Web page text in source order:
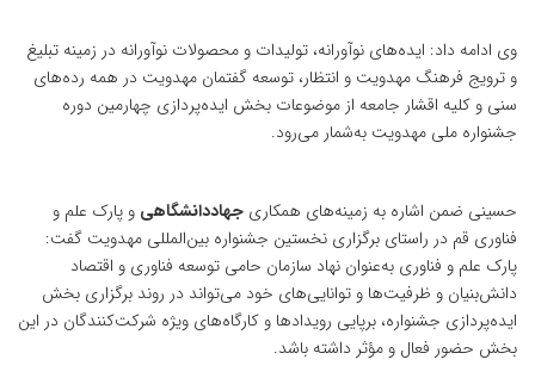
وی ادامه داد: ایده‌های نوآورانه، تولیدات و محصولات نوآورانه در زمینه تبلیغ
و ترویج فرهنگ مهدویت و انتظار، توسعه گفتمان مهدویت در همه رده‌های
سنی و کلیه اقشار جامعه از موضوعات بخش ایده‌پردازی چهارمین دوره
جشنواره ملی مهدویت به‌شمار می‌رود.
حسینی ضمن اشاره به زمینه‌‎های همکاری جهاددانشگاهی و پارک علم و
فناوری قم در راستای برگزاری نخستین جشنواره بین‌المللی مهدویت گفت:
پارک علم و فناوری به‌عنوان نهاد سازمان حامی توسعه فناوری و اقتصاد
دانش‌بنیان و ظرفیت‌ها و توانایی‌های خود می‌تواند در روند برگزاری بخش
ایده‌پردازی جشنواره، برپایی رویداد‌ها و کارگاه‌های ویژه شرکت‌کنندگان در این
بخش حضور فعال و مؤثر داشته باشد.